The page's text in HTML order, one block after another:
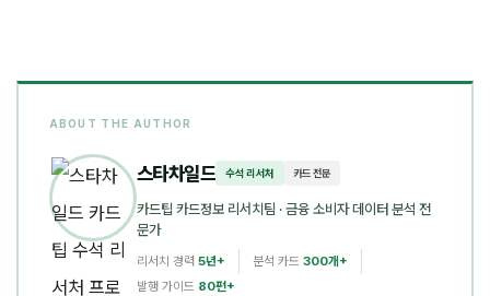
ABOUT THE AUTHOR
스타차일드 수석 리서처 카드 전문
카드팁 카드정보 리서치팀 · 금융 소비자 데이터 분석 전
문가
리서치 경력 5년+ 분석 카드 300개+
발행 가이드 80편+